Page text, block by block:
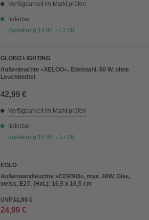
Verfügbarkeit im Markt prüfen
lieferbar
Zustellung 14.08. - 17.08.
GLOBO LIGHTING
Außenleuchte »XELOO«, Edelstahl, 60 W, ohne
Leuchtmittel
42,99 €
Verfügbarkeit im Markt prüfen
lieferbar
Zustellung 14.08. - 17.08.
EGLO
Außenwandleuchte »CERNO«, max. 40W, Glas,
weiss, E27, (HxL): 16,5 x 16,5 cm
UVP31,99 €
24,99 €